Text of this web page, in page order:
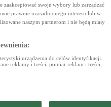
KONKURSY
swoje wybory lub zarządzać
prawnie uzasadnionego interesu lub w
naszym partnerom i nie będą miały
urządzenia do celów identyfikacji.
reklamy i treści, pomiar reklam i treści,